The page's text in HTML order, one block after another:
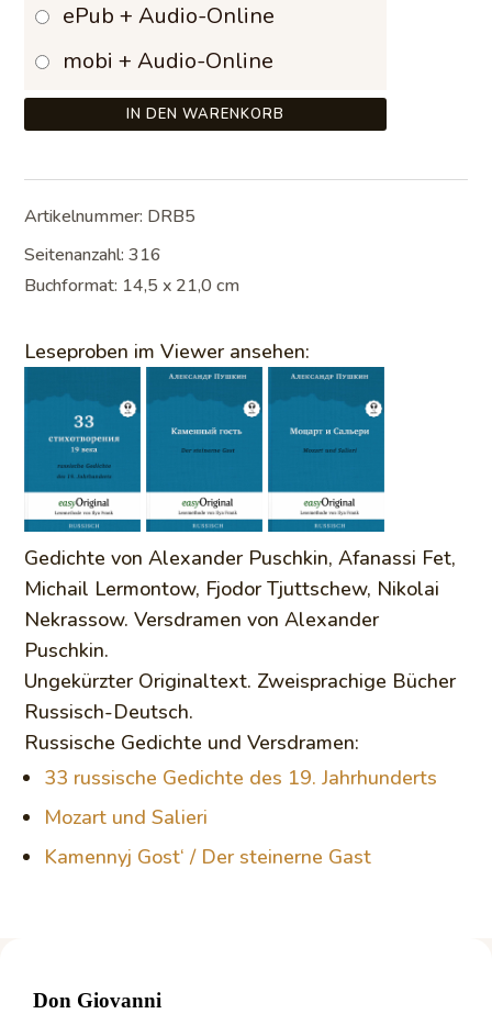
ePub + Audio-Online
mobi + Audio-Online
IN DEN WARENKORB
Artikelnummer: DRB5
Seitenanzahl: 316
Buchformat: 14,5 x 21,0 cm
Leseproben im Viewer ansehen:
Gedichte von Alexander Puschkin, Afanassi Fet,
Michail Lermontow, Fjodor Tjuttschew, Nikolai
Nekrassow. Versdramen von Alexander
Puschkin.
Ungekürzter Originaltext. Zweisprachige Bücher
Russisch-Deutsch.
Russische Gedichte und Versdramen:
33 russische Gedichte des 19. Jahrhunderts
Mozart und Salieri
Kamennyj Gost‘ / Der steinerne Gast
Don Giovanni